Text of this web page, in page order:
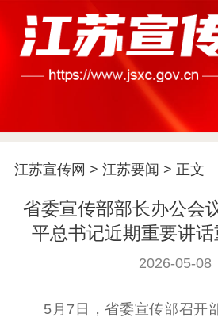
江苏要闻
公示公告
信息公开制度
告
江苏宣传网 > 江苏要闻 > 正文
省委宣传部部长办公会
平总书记近期重要讲
2026-05-08
5月7日，省委宣传部召开